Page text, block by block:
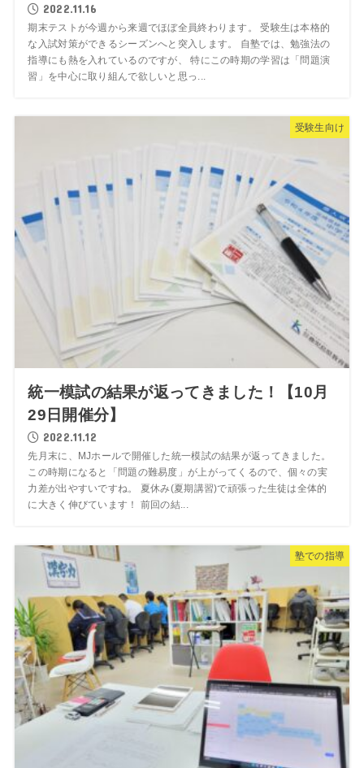
2022.11.16
期末テストが今週から来週でほぼ全員終わります。 受験生は本格的
な入試対策ができるシーズンへと突入します。 自塾では、勉強法の
指導にも熱を入れているのですが、 特にこの時期の学習は「問題演
習」を中心に取り組んで欲しいと思っ...
受験生向け
統一模試の結果が返ってきました！【10月
29日開催分】
2022.11.12
先月末に、MJホールで開催した統一模試の結果が返ってきました。
この時期になると「問題の難易度」が上がってくるので、個々の実
力差が出やすいですね。 夏休み(夏期講習)で頑張った生徒は全体的
に大きく伸びています！ 前回の結...
塾での指導